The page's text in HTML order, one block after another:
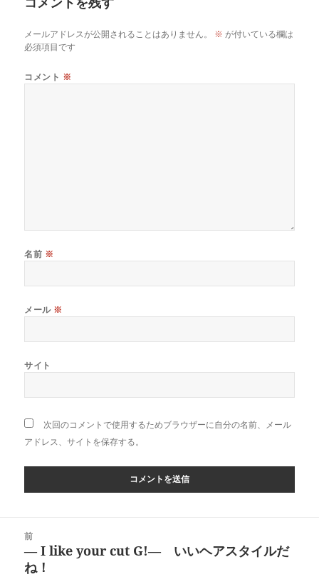
メールアドレスが公開されることはありません。 ※ が付いている欄は
必須項目です
コメント ※
名前 ※
メール ※
サイト
次回のコメントで使用するためブラウザーに自分の名前、メール
アドレス、サイトを保存する。
前
前
の
― I like your cut G!― いいヘアスタイルだ
ね！